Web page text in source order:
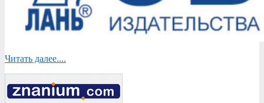
Читать далее....